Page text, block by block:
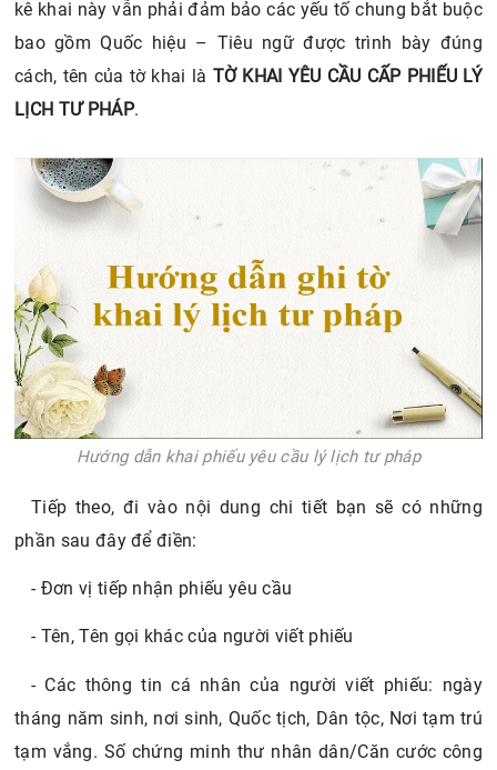
kê khai này vẫn phải đảm bảo các yếu tố chung bắt buộc
bao gồm Quốc hiệu – Tiêu ngữ được trình bày đúng
cách, tên của tờ khai là TỜ KHAI YÊU CẦU CẤP PHIẾU LÝ
LỊCH TƯ PHÁP.
Hướng dẫn khai phiếu yêu cầu lý lịch tư pháp
Tiếp theo, đi vào nội dung chi tiết bạn sẽ có những
phần sau đây để điền:
- Đơn vị tiếp nhận phiếu yêu cầu
- Tên, Tên gọi khác của người viết phiếu
- Các thông tin cá nhân của người viết phiếu: ngày
tháng năm sinh, nơi sinh, Quốc tịch, Dân tộc, Nơi tạm trú
tạm vắng. Số chứng minh thư nhân dân/Căn cước công